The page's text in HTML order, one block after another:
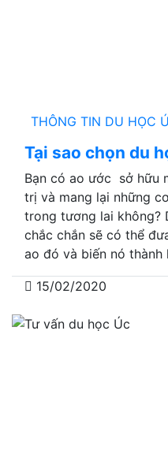
THÔNG TIN DU HỌC
Tại sao chọn du
Bạn có ao ước sở hữu
trị và mang lại những
trong tương lai không?
chắc chắn sẽ có thể
ao đó và biến nó thành
15/02/2020